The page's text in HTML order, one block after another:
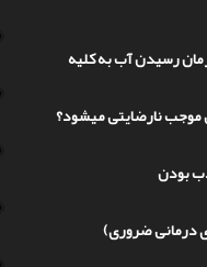
رسیدن آب به کلیه
موجب نارضایتی میشود؟
بودن